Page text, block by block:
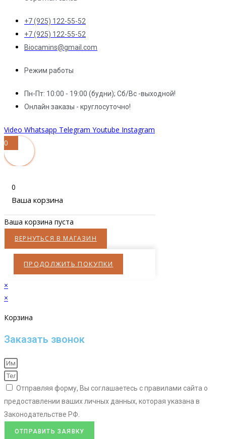
+7 (925) 122-55-52
+7 (925) 122-55-52
Biocamins@gmail.com
Режим работы
Пн-Пт: 10:00 - 19:00 (будни); Сб/Вс -выходной!
Онлайн заказы - круглосуточно!
Video Whatsapp Telegram Youtube Instagram
0
0
Ваша корзина
Ваша корзина пуста
ВЕРНУТЬСЯ В МАГАЗИН
ПРОДОЛЖИТЬ ПОКУПКИ
×
×
Корзина
Заказать звонок
Отправляя форму, Вы соглашаетесь с правилами сайта о
предоставлении ваших личных данных, которая указана в
Законодательстве РФ.
ОТПРАВИТЬ ЗАЯВКУ